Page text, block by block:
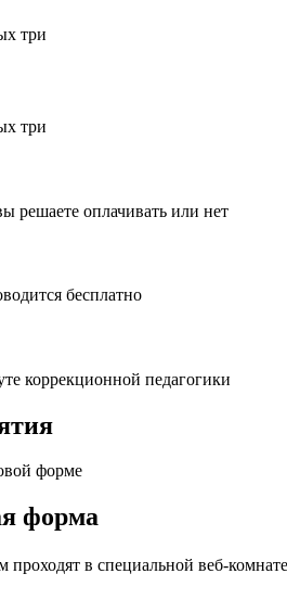
три
три
решаете оплачивать или нет
бесплатно
коррекционной педагогики
форме
форма
проходят в специальной веб-